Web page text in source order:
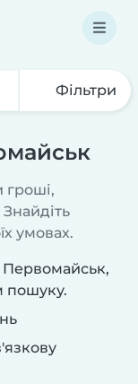
Фільтри
гроші,
умовах.
Первомайськ,
пошуку.